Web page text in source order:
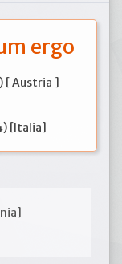
ergo
[ Austria ]
[Italia]